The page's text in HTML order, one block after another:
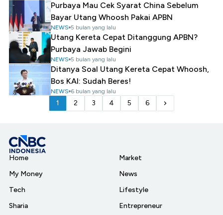
Purbaya Mau Cek Syarat China Sebelum
Bayar Utang Whoosh Pakai APBN
NEWS 5 bulan yang lalu
Utang Kereta Cepat Ditanggung APBN?
Purbaya Jawab Begini
NEWS 5 bulan yang lalu
Ditanya Soal Utang Kereta Cepat Whoosh,
Bos KAI: Sudah Beres!
NEWS 6 bulan yang lalu
1 2 3 4 5 6
Home
My Money
Tech
Sharia
Market
News
Lifestyle
Entrepreneur